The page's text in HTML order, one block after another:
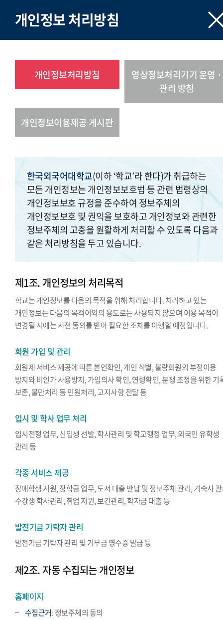
개인정보 처리방침
개인정보처리방침
영상정보처리기기 운영 ·
관리 방침
개인정보이용제공 게시판
한국외국어대학교(이하 ‘학교’라 한다)가 취급하는
모든 개인정보는 개인정보보호법 등 관련 법령상의
개인정보보호 규정을 준수하여 정보주체의
개인정보보호 및 권익을 보호하고 개인정보와 관련한
정보주체의 고충을 원활하게 처리할 수 있도록 다음과
같은 처리방침을 두고 있습니다.
제1조. 개인정보의 처리목적
학교는 개인정보를 다음의 목적을 위해 처리합니다. 처리하고 있는
개인정보는 다음의 목적이외의 용도로는 사용되지 않으며 이용 목적이
변경될 시에는 사전 동의를 받아 필요한 조치를 이행할 예정입니다.
회원 가입 및 관리
회원제 서비스 제공에 따른 본인확인, 개인 식별, 불량회원의 부정이용
방지와 비인가 사용방지, 가입의사 확인, 연령확인, 분쟁 조정을 위한 기
보존, 불만처리 등 민원처리, 고지사항 전달 등
입시 및 학사 업무 처리
입시전형 업무, 신입생 선발, 학사관리 및 학교행정 업무, 외국인 유학생
관리 등
각종 서비스 제공
장애학생 지원, 장학금 업무, 도서 대출 반납 및 정보주체 관리, 기숙사
수강생 학사관리, 취업 지원, 보건관리, 학자금 대출 등
발전기금 기탁자 관리
발전기금 기탁자 관리 및 기부금 영수증 발급 등
제2조. 자동 수집되는 개인정보
홈페이지
수집근거: 정보주체의 동의